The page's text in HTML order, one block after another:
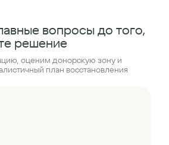
вопросы до того,
решение
оценим донорскую зону и
план восстановления